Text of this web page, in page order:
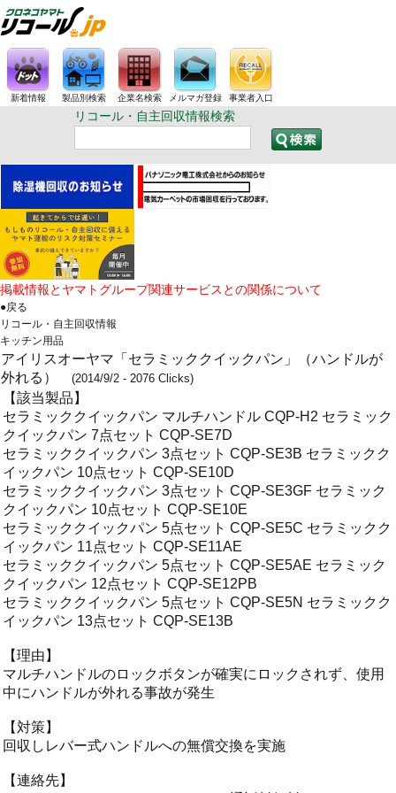
新着情報 製品別検索 企業名検索 メルマガ登録 事業者入口
リコール・自主回収情報検索
掲載情報とヤマトグループ関連サービスとの関係について
●戻る
リコール・自主回収情報
キッチン用品
アイリスオーヤマ「セラミッククイックパン」（ハンドルが
外れる）
(2014/9/2 - 2076 Clicks)
【該当製品】
セラミッククイックパン マルチハンドル CQP-H2 セラミック
クイックパン 7点セット CQP-SE7D
セラミッククイックパン 3点セット CQP-SE3B セラミックク
イックパン 10点セット CQP-SE10D
セラミッククイックパン 3点セット CQP-SE3GF セラミック
クイックパン 10点セット CQP-SE10E
セラミッククイックパン 5点セット CQP-SE5C セラミックク
イックパン 11点セット CQP-SE11AE
セラミッククイックパン 5点セット CQP-SE5AE セラミック
クイックパン 12点セット CQP-SE12PB
セラミッククイックパン 5点セット CQP-SE5N セラミックク
イックパン 13点セット CQP-SE13B
【理由】
マルチハンドルのロックボタンが確実にロックされず、使用
中にハンドルが外れる事故が発生
【対策】
回収しレバー式ハンドルへの無償交換を実施
【連絡先】